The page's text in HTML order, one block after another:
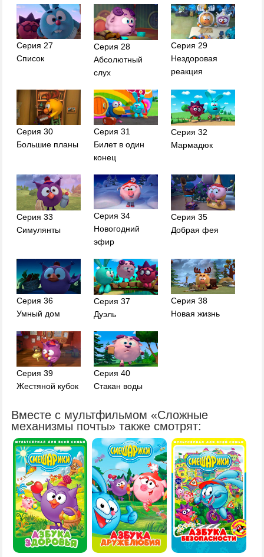
Серия 27
Список
Серия 28
Абсолютный
слух
Серия 29
Нездоровая
реакция
Серия 30
Большие планы
Серия 31
Билет в один
конец
Серия 32
Мармадюк
Серия 33
Симулянты
Серия 34
Новогодний
эфир
Серия 35
Добрая фея
Серия 36
Умный дом
Серия 37
Дуэль
Серия 38
Новая жизнь
Серия 39
Жестяной кубок
Серия 40
Стакан воды
Вместе с мультфильмом «Сложные
механизмы почты» также смотрят: